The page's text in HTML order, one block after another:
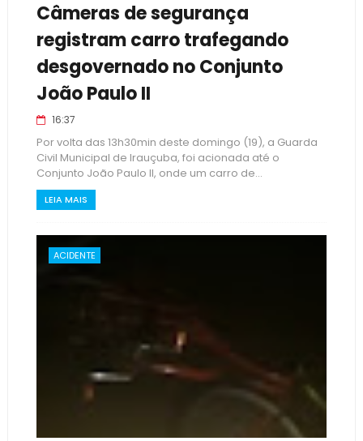
Câmeras de segurança
registram carro trafegando
desgovernado no Conjunto
João Paulo II
16:37
Por volta das 13h30min deste domingo (19), a Guarda
Civil Municipal de Irauçuba, foi acionada até o
Conjunto João Paulo II, onde um carro de...
LEIA MAIS
ACIDENTE